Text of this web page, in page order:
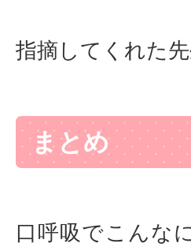
指摘してくれた
まとめ
口呼吸でこんな